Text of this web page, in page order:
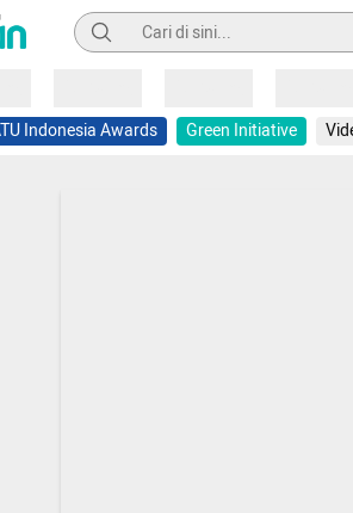
Pencarian
Indonesia Awards Green Initiative